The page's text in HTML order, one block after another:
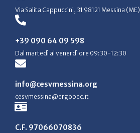
Via Salita Cappuccini, 31 98121 Messina (ME)
+39 090 64 09 598
Dal martedì al venerdì ore 09:30-12:30
info@cesvmessina.org
cesvmessina@ergopec.it
C.F. 97066070836